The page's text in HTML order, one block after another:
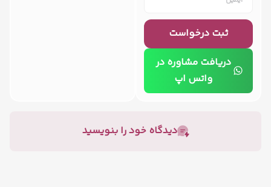
ثبت درخواست
دریافت مشاوره در
واتس اپ
دیدگاه خود را بنویسید